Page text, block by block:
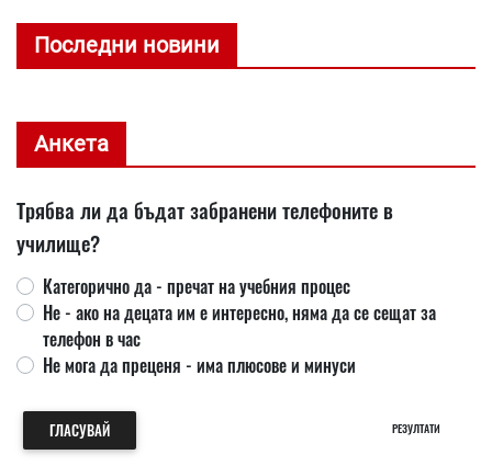
Последни новини
Анкета
Трябва ли да бъдат забранени телефоните в
училище?
Категорично да - пречат на учебния процес
Не - ако на децата им е интересно, няма да се сещат за
телефон в час
Не мога да преценя - има плюсове и минуси
ГЛАСУВАЙ РЕЗУЛТАТИ